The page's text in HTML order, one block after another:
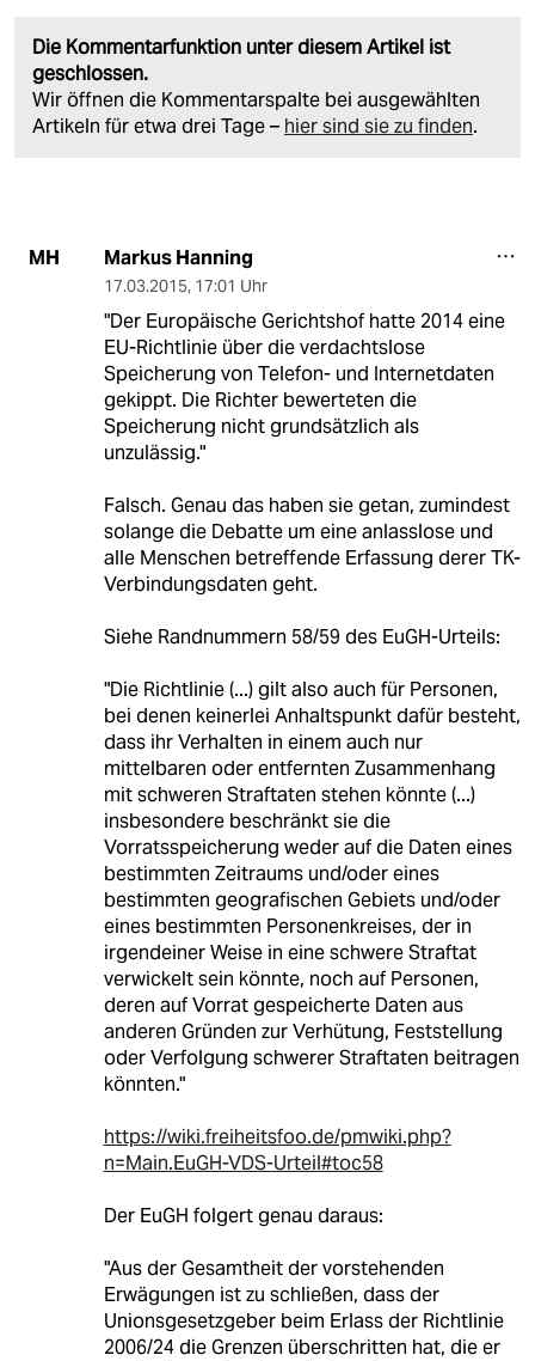
Die Kommentarfunktion unter diesem Artikel ist
geschlossen.
Wir öffnen die Kommentarspalte bei ausgewählten
Artikeln für etwa drei Tage – hier sind sie zu finden.
MH Markus Hanning
17.03.2015, 17:01 Uhr
"Der Europäische Gerichtshof hatte 2014 eine
EU-Richtlinie über die verdachtslose
Speicherung von Telefon- und Internetdaten
gekippt. Die Richter bewerteten die
Speicherung nicht grundsätzlich als
unzulässig."
Falsch. Genau das haben sie getan, zumindest
solange die Debatte um eine anlasslose und
alle Menschen betreffende Erfassung derer TK-
Verbindungsdaten geht.
Siehe Randnummern 58/59 des EuGH-Urteils:
"Die Richtlinie (...) gilt also auch für Personen,
bei denen keinerlei Anhaltspunkt dafür besteht,
dass ihr Verhalten in einem auch nur
mittelbaren oder entfernten Zusammenhang
mit schweren Straftaten stehen könnte (...)
insbesondere beschränkt sie die
Vorratsspeicherung weder auf die Daten eines
bestimmten Zeitraums und/oder eines
bestimmten geografischen Gebiets und/oder
eines bestimmten Personenkreises, der in
irgendeiner Weise in eine schwere Straftat
verwickelt sein könnte, noch auf Personen,
deren auf Vorrat gespeicherte Daten aus
anderen Gründen zur Verhütung, Feststellung
oder Verfolgung schwerer Straftaten beitragen
könnten."
https://wiki.freiheitsfoo.de/pmwiki.php?
n=Main.EuGH-VDS-Urteil#toc58
Der EuGH folgert genau daraus:
"Aus der Gesamtheit der vorstehenden
Erwägungen ist zu schließen, dass der
Unionsgesetzgeber beim Erlass der Richtlinie
2006/24 die Grenzen überschritten hat, die er